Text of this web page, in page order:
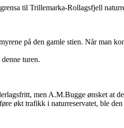
til Trillemarka-Rollagsfjell
på den gamle stien. Når man
turen.
men A.M.Bugge ønsket at
økt trafikk i naturreservatet, ble den